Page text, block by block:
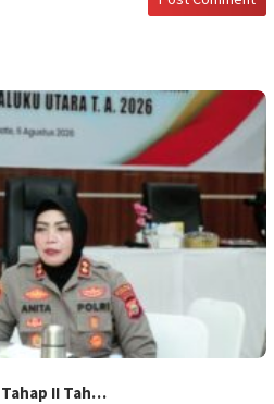
II Tah…